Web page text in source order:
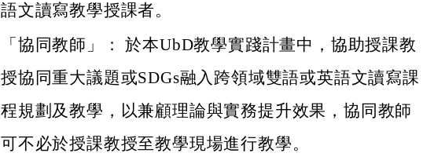
語文讀寫教學授課者。
「協同教師」： 於本UbD教學實踐計畫中，協助授課教
授協同重大議題或SDGs融入跨領域雙語或英語文讀寫課
程規劃及教學，以兼顧理論與實務提升效果，協同教師
可不必於授課教授至教學現場進行教學。